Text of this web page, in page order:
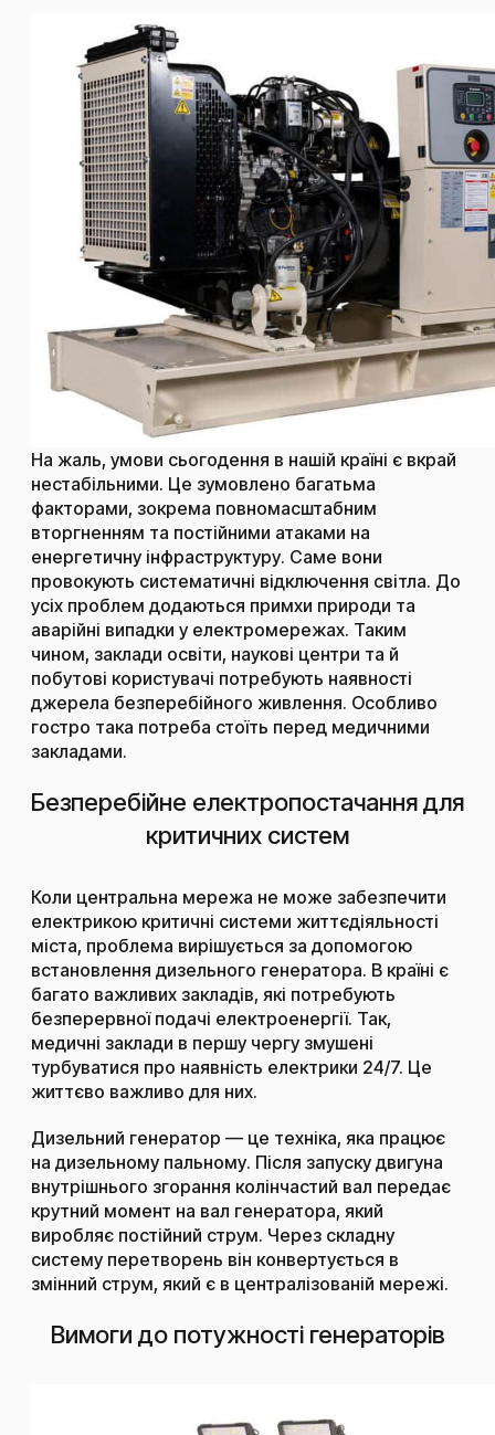
На жаль, умови сьогодення в нашій країні є вкрай
нестабільними. Це зумовлено багатьма
факторами, зокрема повномасштабним
вторгненням та постійними атаками на
енергетичну інфраструктуру. Саме вони
провокують систематичні відключення світла. До
усіх проблем додаються примхи природи та
аварійні випадки у електромережах. Таким
чином, заклади освіти, наукові центри та й
побутові користувачі потребують наявності
джерела безперебійного живлення. Особливо
гостро така потреба стоїть перед медичними
закладами.
Безперебійне електропостачання для
критичних систем
Коли центральна мережа не може забезпечити
електрикою критичні системи життєдіяльності
міста, проблема вирішується за допомогою
встановлення дизельного генератора. В країні є
багато важливих закладів, які потребують
безперервної подачі електроенергії. Так,
медичні заклади в першу чергу змушені
турбуватися про наявність електрики 24/7. Це
життєво важливо для них.
Дизельний генератор — це техніка, яка працює
на дизельному пальному. Після запуску двигуна
внутрішнього згорання колінчастий вал передає
крутний момент на вал генератора, який
виробляє постійний струм. Через складну
систему перетворень він конвертується в
змінний струм, який є в централізованій мережі.
Вимоги до потужності генераторів